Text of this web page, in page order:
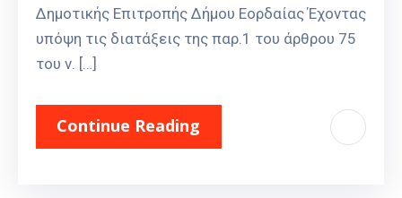
Δημοτικής Επιτροπής Δήμου Εορδαίας Έχοντας
υπόψη τις διατάξεις της παρ.1 του άρθρου 75
του ν. […]
Continue Reading